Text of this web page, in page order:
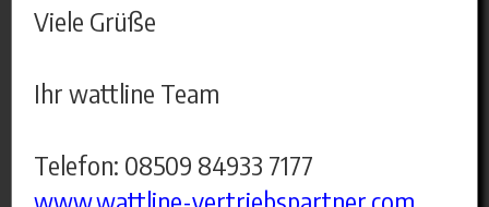
Viele Grüße
Ihr wattline Team
Telefon: 08509 84933 7177